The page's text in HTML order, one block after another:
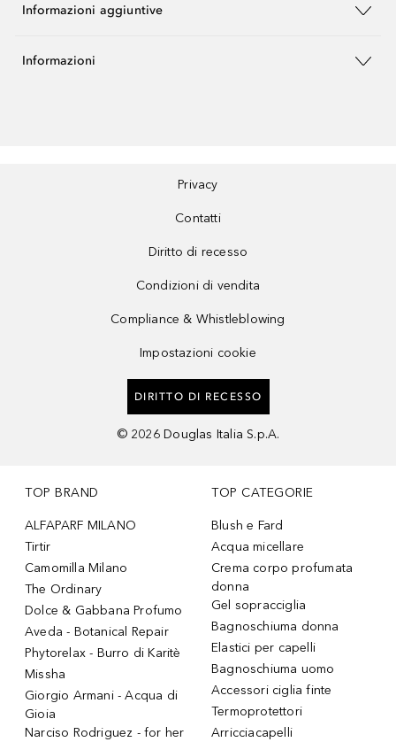
Informazioni aggiuntive
Informazioni
Privacy
Contatti
Diritto di recesso
Condizioni di vendita
Compliance & Whistleblowing
Impostazioni cookie
DIRITTO DI RECESSO
© 2026 Douglas Italia S.p.A.
TOP BRAND
ALFAPARF MILANO
Tirtir
Camomilla Milano
The Ordinary
Dolce & Gabbana Profumo
Aveda - Botanical Repair
Phytorelax - Burro di Karitè
Missha
Giorgio Armani - Acqua di
Gioia
Narciso Rodriguez - for her
TOP CATEGORIE
Blush e Fard
Acqua micellare
Crema corpo profumata
donna
Gel sopracciglia
Bagnoschiuma donna
Elastici per capelli
Bagnoschiuma uomo
Accessori ciglia finte
Termoprotettori
Arricciacapelli